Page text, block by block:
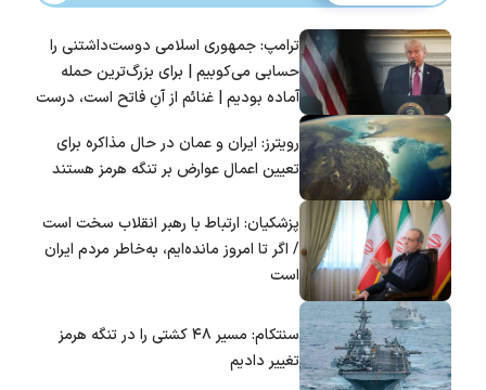
ترامپ: جمهوری اسلامی دوست‌داشتنی را
حسابی می‌کوبیم | برای بزرگ‌ترین حمله
آماده بودیم | غنائم از آنِ فاتح است، درست
رویترز: ایران و عمان در حال مذاکره برای
تعیین اعمال عوارض بر تنگه هرمز هستند
پزشکیان: ارتباط با رهبر انقلاب سخت است
/ اگر تا امروز مانده‌ایم، به‌خاطر مردم ایران
است
سنتکام: مسیر ۴۸ کشتی را در تنگه هرمز
تغییر دادیم